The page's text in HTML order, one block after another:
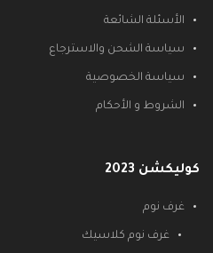
الأسئلة الشائعة
سياسة الشحن والاسترجاع
سياسة الخصوصية
الشروط و الأحكام
كوليكشن 2023
غرف نوم
غرف نوم كلاسيك